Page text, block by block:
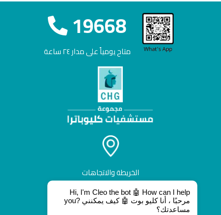
19668
متاح يومياً على مدار ٢٤ ساعة
الخريطة والاتجاهات
Hi, I'm Cleo the bot 🤖 How can I help
you? مرحبًا ، أنا كليو بوت 🤖 كيف يمكنني
مساعدتك؟